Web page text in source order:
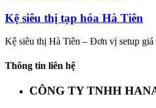
Kệ siêu thị tạp hóa Hà Tiên
Kệ siêu thị Hà Tiên – Đơn vị setup
Thông tin liên hệ
CÔNG TY TNHH